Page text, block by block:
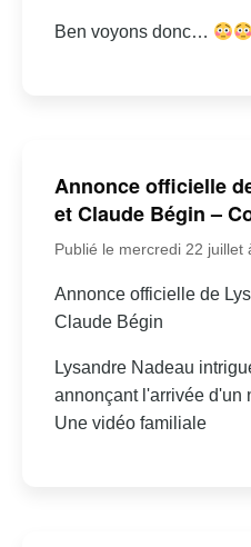
Ben voyons donc…
Annonce officielle
et Claude Bégin –
Publié le mercredi 22 juillet
Annonce officielle de
Claude Bégin
Lysandre Nadeau
annonçant l'arrivée d'un
Une vidéo familiale